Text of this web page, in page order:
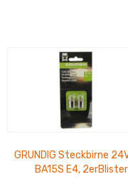
GRUNDIG Steckbirne
BA15S E4, 2erBlister